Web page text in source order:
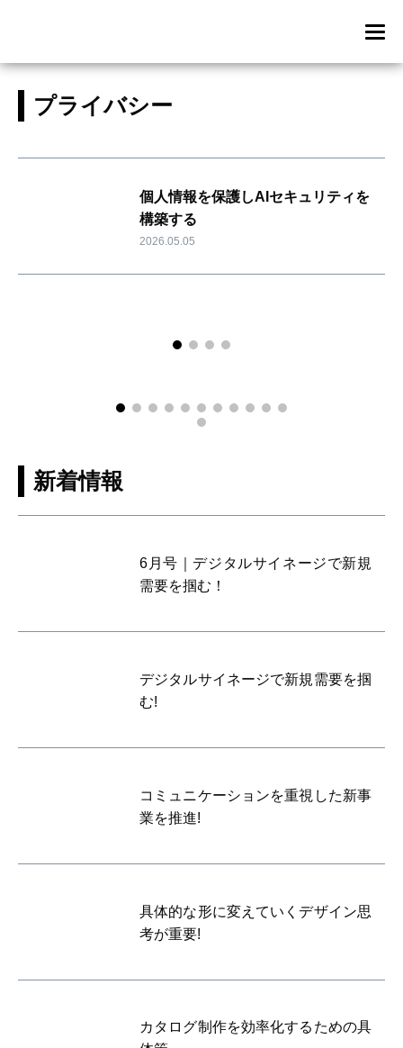
プライバシー
個人情報を保護しAIセキュリティを
構築する
2026.05.05
新着情報
6月号｜デジタルサイネージで新規
需要を掴む！
デジタルサイネージで新規需要を掴
む!
コミュニケーションを重視した新事
業を推進!
具体的な形に変えていくデザイン思
考が重要!
カタログ制作を効率化するための具